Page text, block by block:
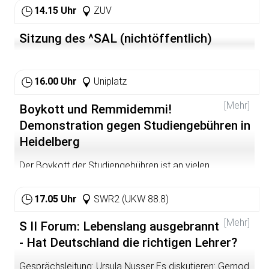
14.15 Uhr ZUV
Sitzung des ^SAL (nichtöffentlich)
16.00 Uhr Uniplatz
[Mehr]
Boykott und Remmidemmi!
Demonstration gegen Studiengebühren in
Heidelberg
Der Boykott der Studiengebühren ist an vielen
haben sich durch die StudienanfängerInnenzahlen
ist die von der allgemeinen Zustimmung zu den
Studiengebühren auf Seiten der Studierenden. Mit
diesem Märchen versuchen die Befürworter der Zwei-
Klassen-Bildung jeder/m Einzelnen einzureden, sie/er
17.05 Uhr SWR2 (UKW 88.8)
[Mehr]
S II Forum: Lebenslang ausgebrannt
- Hat Deutschland die richtigen Lehrer?
Gesprächsleitung: Ursula Nusser Es diskutieren: Gernod